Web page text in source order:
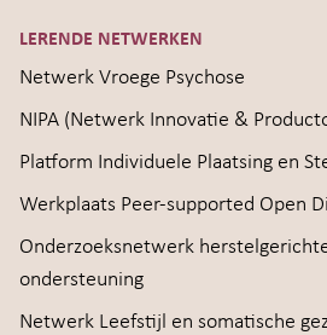
LERENDE NETWERKEN
Netwerk Vroege Psychose
NIPA (Netwerk Innovatie &
Platform Individuele Plaatsing en
Werkplaats Peer-supported Open
Onderzoeksnetwerk
ondersteuning
Netwerk Leefstijl en somatische